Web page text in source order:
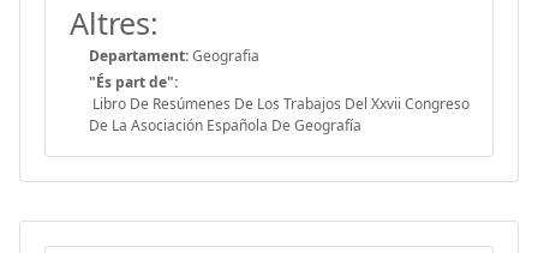
Altres:
Departament:Geografia
"És part de":
Libro De Resúmenes De Los Trabajos Del Xxvii Congreso
De La Asociación Española De Geografía